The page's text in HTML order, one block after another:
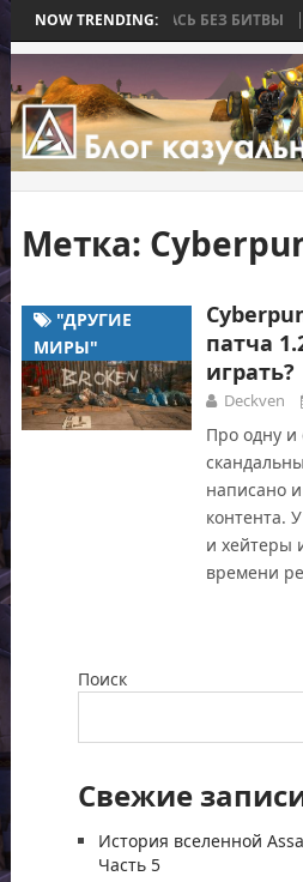
NOW TRENDING:
КОТОРАЯ ЗАКОНЧИЛАСЬ БЕЗ БИТВЫ
Метка:
"ДРУГИЕ
МИРЫ"
патча
играть?
Deckven
Про одну
написано
контента.
и хейтеры
времени
Поиск
Свежие
История вселенной
Часть 5